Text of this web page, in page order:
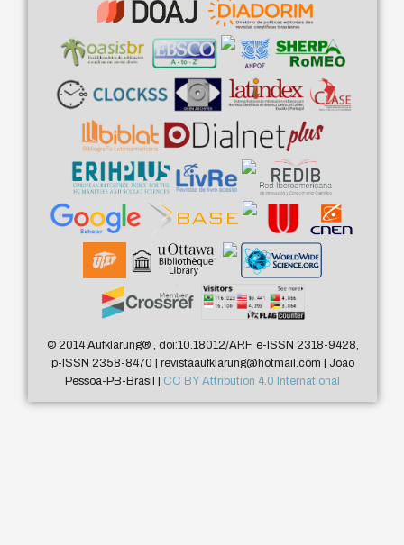
© 2014 Aufklärung®, doi:10.18012/ARF, e-ISSN 2318-9428,
p-ISSN 2358-8470 | revistaaufklarung@hotmail.com | João
Pessoa-PB-Brasil | CC BY Attribution 4.0 International